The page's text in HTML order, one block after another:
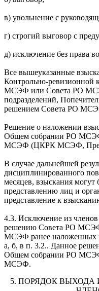
в) увольнение с
г) строгий выговор с
д) исключение без права
Все вышеуказанные
Контрольно-ревизионной
МСЭФ или Совета РО
подразделений,
решением Совета РО
Решение о наложении
Общем собрании РО
МСЭФ (ЦКРК МСЭФ,
В случае дальнейшей
дисциплинированного
месяцев, взыскания
представлению лиц и
представление к
4.3. Исключение из
решению Совета РО МСЭФ
МСЭФ ранее наложенных
а, б, в п. 3.2.. Данное
Общем собрании РО
МСЭФ.
5. ПОРЯДОК